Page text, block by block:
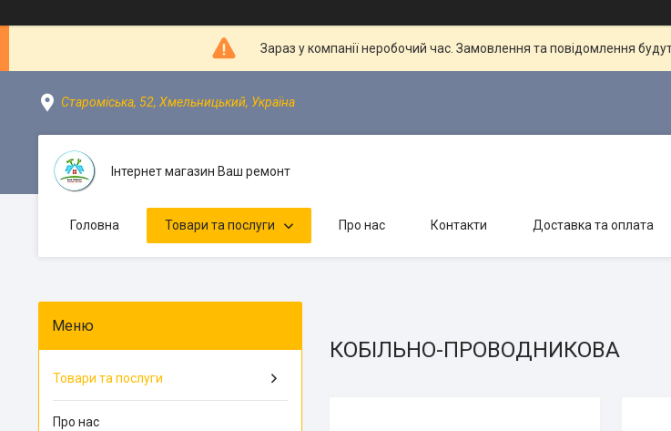
Зараз у компанії неробочий час. Замовлення та повідомлення
Староміська, 52, Хмельницький, Україна
Інтернет магазин Ваш ремонт
Головна Товари та послуги Про нас Контакти Доставка та оплата
КОБІЛЬНО-ПРОВОДНИКОВА
Товари та послуги
Про нас